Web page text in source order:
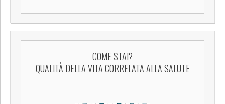
COME STAI?
QUALITÀ DELLA VITA CORRELATA ALLA SALUTE